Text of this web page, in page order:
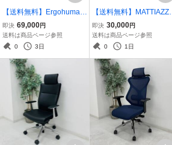
【送料無料】Ergohuman
エルゴヒューマンプロ2
ハイバックデスクチェア
■管理番号：D-05-96
即決 69,000円
送料は商品ページ参照
0
3日
【送料無料】MATTIAZZI
マティアッツィ OSSO オ
ッソ スツール ナチュラル
■管理番号：D-06-34
即決 30,000円
送料は商品ページ参照
0
1日